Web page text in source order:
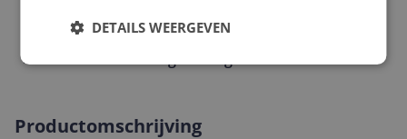
Technisch
Productomschrijving
DETAILS WEERGEVEN